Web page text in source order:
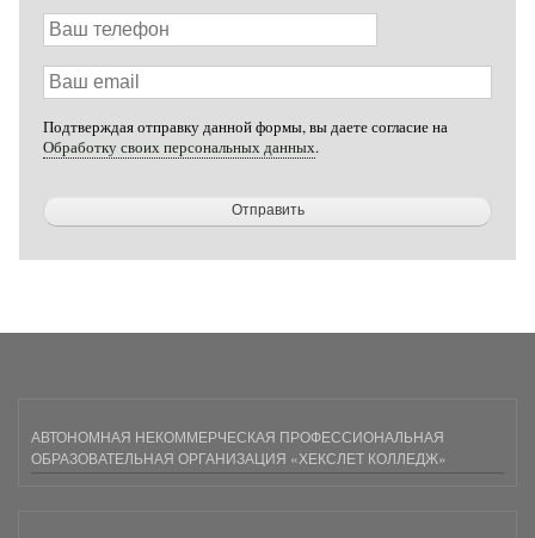
Ваш
телефон
Ваш
email
Подтверждая отправку данной формы, вы даете согласие на
Обработку своих персональных данных.
АВТОНОМНАЯ НЕКОММЕРЧЕСКАЯ ПРОФЕССИОНАЛЬНАЯ
ОБРАЗОВАТЕЛЬНАЯ ОРГАНИЗАЦИЯ «ХЕКСЛЕТ КОЛЛЕДЖ»